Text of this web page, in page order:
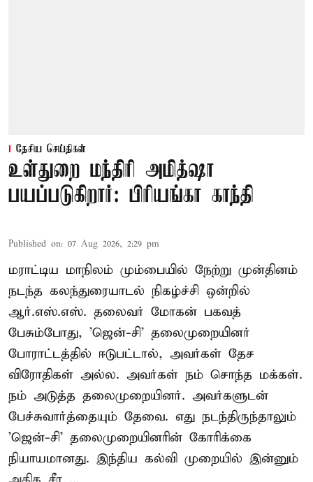
தேசிய செய்திகள்
உள்துறை மந்திரி அமித்ஷா
பயப்படுகிறார்: பிரியங்கா காந்தி
Published on: 07 Aug 2026, 2:29 pm
மராட்டிய மாநிலம் மும்பையில் நேற்று முன்தினம்
நடந்த கலந்துரையாடல் நிகழ்ச்சி ஒன்றில்
ஆர்.எஸ்.எஸ். தலைவர் மோகன் பகவத்
பேசும்போது, 'ஜென்-சி' தலைமுறையினர்
போராட்டத்தில் ஈடுபட்டால், அவர்கள் தேச
விரோதிகள் அல்ல. அவர்கள் நம் சொந்த மக்கள்.
நம் அடுத்த தலைமுறையினர். அவர்களுடன்
பேச்சுவார்த்தையும் தேவை. எது நடந்திருந்தாலும்
'ஜென்-சி' தலைமுறையினரின் கோரிக்கை
நியாயமானது. இந்திய கல்வி முறையில் இன்னும்